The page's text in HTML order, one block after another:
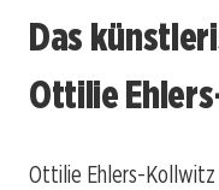
Das
Ottilie
Ottilie Ehlers-Kollwitz